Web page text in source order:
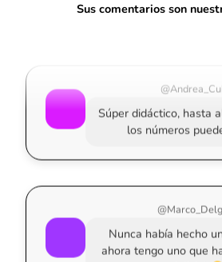
Sus comentarios son
Súper didáctico, hasta
los números
Nunca había hecho
ahora tengo uno que
felicitó